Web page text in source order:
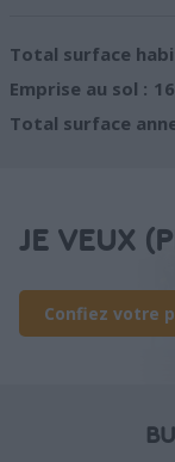
Total surface
Emprise au sol :
Total surface
JE VEUX
Confiez votre